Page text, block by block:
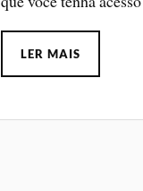
LER MAIS